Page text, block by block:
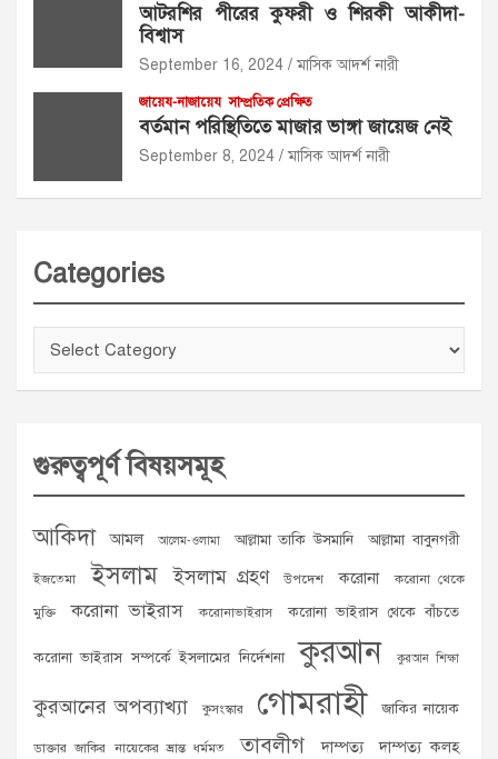
আটরশির পীরের কুফরী ও শিরকী আকীদা-
বিশ্বাস
September 16, 2024 মাসিক আদর্শ নারী
জায়েয-নাজায়েয সাম্প্রতিক প্রেক্ষিত
বর্তমান পরিস্থিতিতে মাজার ভাঙ্গা জায়েজ নেই
September 8, 2024 মাসিক আদর্শ নারী
Categories
Categories
গুরুত্বপূর্ণ বিষয়সমূহ
আকিদা আমল আলেম-ওলামা আল্লামা তাকি উসমানি আল্লামা বাবুনগরী
ইজতেমা ইসলাম ইসলাম গ্রহণ উপদেশ করোনা করোনা থেকে
মুক্তি করোনা ভাইরাস করোনাভাইরাস করোনা ভাইরাস থেকে বাঁচতে
করোনা ভাইরাস সম্পর্কে ইসলামের নির্দেশনা কুরআন কুরআন শিক্ষা
কুরআনের অপব্যাখ্যা কুসংস্কার গোমরাহী জাকির নায়েক
ডাক্তার জাকির নায়েকের ভ্রান্ত ধর্মমত তাবলীগ দাম্পত্য দাম্পত্য কলহ